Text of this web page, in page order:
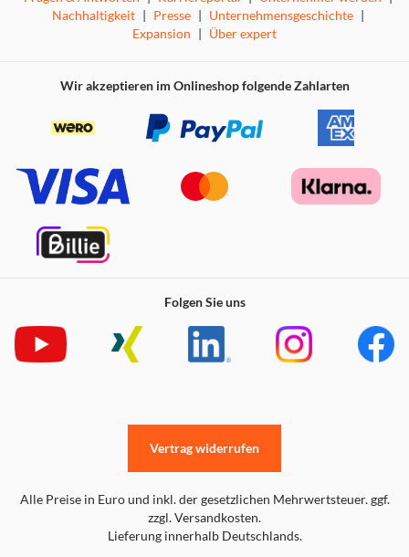
Nachhaltigkeit | Presse | Unternehmensgeschichte |
Expansion | Über expert
Wir akzeptieren im Onlineshop folgende Zahlarten
Folgen Sie uns
Alle Preise in Euro und inkl. der gesetzlichen Mehrwertsteuer. ggf.
zzgl. Versandkosten.
Lieferung innerhalb Deutschlands.
Vertrag widerrufen